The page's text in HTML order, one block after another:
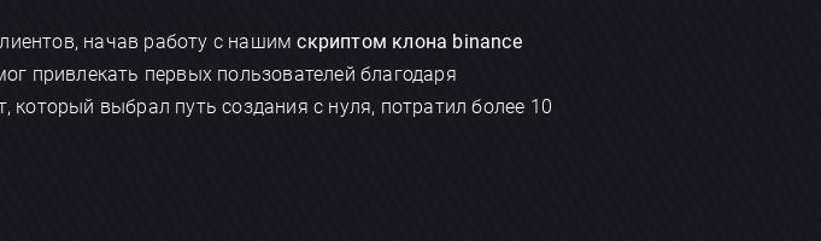
начав работу с нашимскриптом клона binance
привлекать первых пользователей благодаря
который выбрал путь создания с нуля, потратил более 10